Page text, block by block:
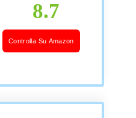
8.7
Controlla Su Amazon